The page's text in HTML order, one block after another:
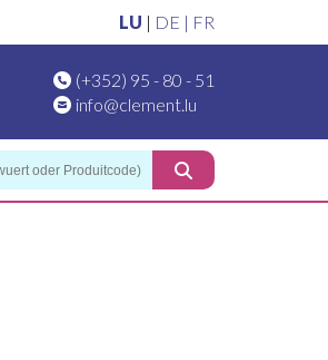
LU | DE | FR
(+352) 95 - 80 - 51
info@clement.lu